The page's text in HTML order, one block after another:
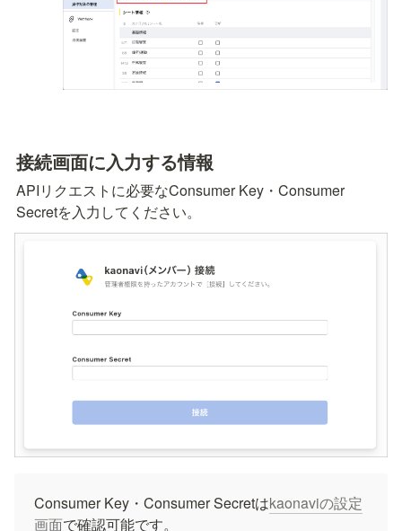
接続画面に入力する情報
APIリクエストに必要なConsumer Key・Consumer
Secretを入力してください。
Consumer Key・Consumer Secretはkaonaviの設定
画面で確認可能です。